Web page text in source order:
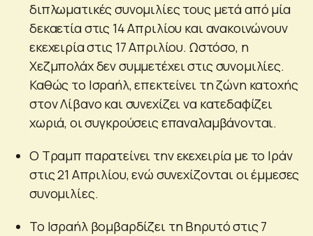
διπλωματικές συνομιλίες τους μετά από μία
δεκαετία στις 14 Απριλίου και ανακοινώνουν
εκεχειρία στις 17 Απριλίου. Ωστόσο, η
Χεζμπολάχ δεν συμμετέχει στις συνομιλίες.
Καθώς το Ισραήλ, επεκτείνει τη ζώνη κατοχής
στον Λίβανο και συνεχίζει να κατεδαφίζει
χωριά, οι συγκρούσεις επαναλαμβάνονται.
Ο Τραμπ παρατείνει την εκεχειρία με το Ιράν
στις 21 Απριλίου, ενώ συνεχίζονται οι έμμεσες
συνομιλίες.
Το Ισραήλ βομβαρδίζει τη Βηρυτό στις 7